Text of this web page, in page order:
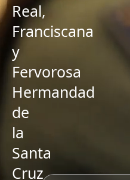
Real,
Franciscana
y
Fervorosa
Hermandad
de
la
Santa
Cruz